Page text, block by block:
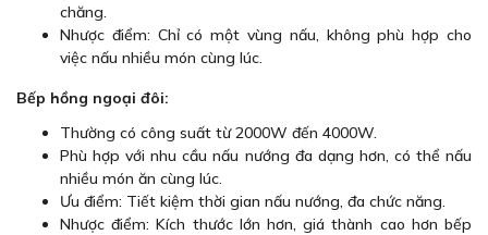
chăng.
Nhược điểm: Chỉ có một vùng nấu, không phù hợp cho
việc nấu nhiều món cùng lúc.
Bếp hồng ngoại đôi:
Thường có công suất từ 2000W đến 4000W.
Phù hợp với nhu cầu nấu nướng đa dạng hơn, có thể nấu
nhiều món ăn cùng lúc.
Ưu điểm: Tiết kiệm thời gian nấu nướng, đa chức năng.
Nhược điểm: Kích thước lớn hơn, giá thành cao hơn bếp